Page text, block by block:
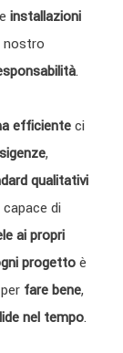
installazioni
nostro
.
efficienteci
,
qualitativi
capace di
ai propri
progettoè
per fare bene,
nel tempo.